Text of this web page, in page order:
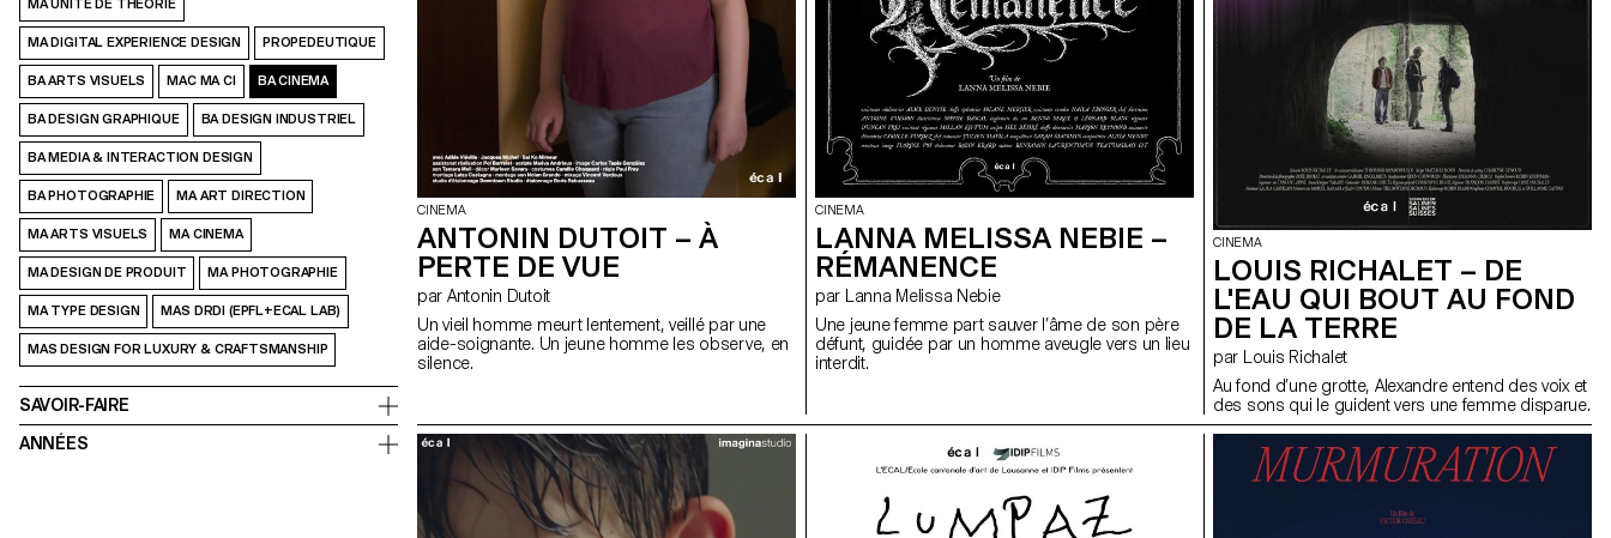
MA UNITE DE THEORIE
MA DIGITAL EXPERIENCE DESIGN PROPEDEUTIQUE
BA ARTS VISUELS MAC MA CI BA CINEMA
BA DESIGN GRAPHIQUE BA DESIGN INDUSTRIEL
BA MEDIA & INTERACTION DESIGN
BA PHOTOGRAPHIE MA ART DIRECTION
MA ARTS VISUELS MA CINEMA
MA DESIGN DE PRODUIT MA PHOTOGRAPHIE
MA TYPE DESIGN MAS DRDI (EPFL+ECAL LAB)
MAS DESIGN FOR LUXURY & CRAFTSMANSHIP
SAVOIR-FAIRE
ANNÉES
CINEMA
ANTONIN DUTOIT – À
PERTE DE VUE
par Antonin Dutoit
Un vieil homme meurt lentement, veillé par une
aide-soignante. Un jeune homme les observe, en
silence.
CINEMA
LANNA MELISSA NEBIE –
RÉMANENCE
par Lanna Melissa Nebie
Une jeune femme part sauver l’âme de son père
défunt, guidée par un homme aveugle vers un lieu
interdit.
CINEMA
LOUIS RICHALET – DE
L'EAU QUI BOUT AU FOND
DE LA TERRE
par Louis Richalet
Au fond d’une grotte, Alexandre entend des voix et
des sons qui le guident vers une femme disparue.